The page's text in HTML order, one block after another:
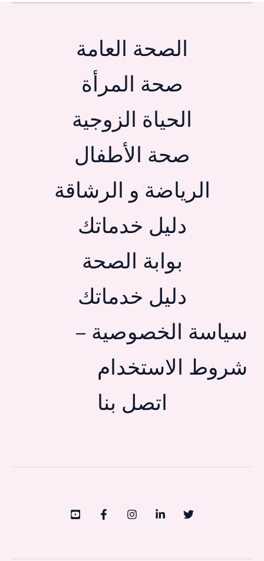
الصحة العامة
صحة المرأة
الحياة الزوجية
صحة الأطفال
الرياضة و الرشاقة
دليل خدماتك
بوابة الصحة
دليل خدماتك
سياسة الخصوصية –
شروط الاستخدام
اتصل بنا